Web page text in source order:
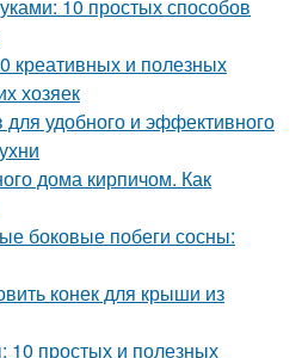
10 простых способов
креативных и полезных
хозяек
удобного и эффективного
дома кирпичом. Как
боковые побеги сосны:
конек для крыши из
10 простых и полезных